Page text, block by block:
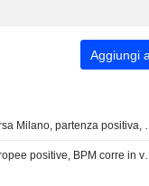
Aggiungi
Borsa Milano,
Europee